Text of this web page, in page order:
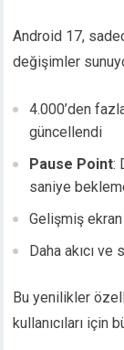
Android 17,
değişimler
4.000’den
güncellendi
Pause Point:
saniye
Gelişmiş
Daha akıcı
Bu yenilikler
kullanıcıları için